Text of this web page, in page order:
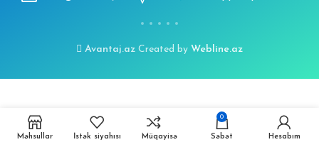
Avantaj.az Created by Webline.az
Məhsullar İstək siyahısı Müqayisə
0
Səbət Hesabım